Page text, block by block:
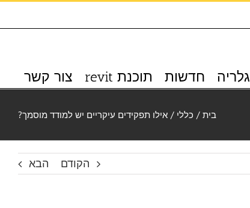
גלריה חדשות תוכנת revit צור קשר
בית / כללי / אילו תפקידים עיקריים יש למודד מוסמך?
הקודם הבא